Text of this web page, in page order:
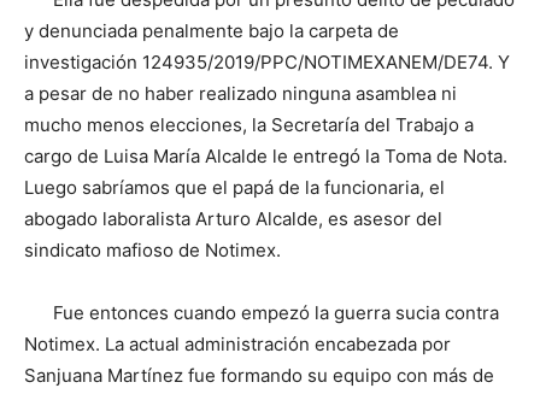
y denunciada penalmente bajo la carpeta de
investigación 124935/2019/PPC/NOTIMEXANEM/DE74. Y
a pesar de no haber realizado ninguna asamblea ni
mucho menos elecciones, la Secretaría del Trabajo a
cargo de Luisa María Alcalde le entregó la Toma de Nota.
Luego sabríamos que el papá de la funcionaria, el
abogado laboralista Arturo Alcalde, es asesor del
sindicato mafioso de Notimex.
Fue entonces cuando empezó la guerra sucia contra
Notimex. La actual administración encabezada por
Sanjuana Martínez fue formando su equipo con más de